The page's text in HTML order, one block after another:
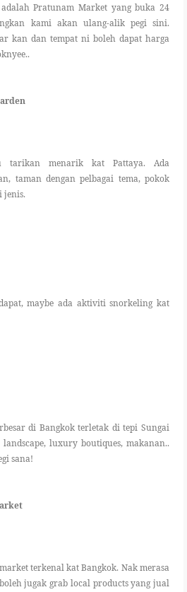
Pratunam Market yang buka 24
kami akan ulang-alik pegi sini.
kan dan tempat ni boleh dapat harga
tarikan menarik kat Pattaya. Ada
taman dengan pelbagai tema, pokok
jenis.
maybe ada aktiviti snorkeling kat
di Bangkok terletak di tepi Sungai
landscape, luxury boutiques, makanan..
sana!
terkenal kat Bangkok. Nak merasa
jugak grab local products yang jual